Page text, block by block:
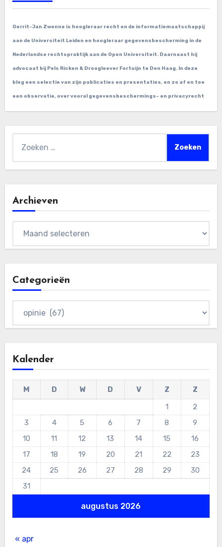
Gerrit-Jan Zwenne is hoogleraar recht en de informatiemaatschappij
aan de Universiteit Leiden en hoogleraar gegevensbescherming in de
Nederlandse rechtspraktijk aan de Open Universiteit. Daarnaast hij
advocaat bij Pels Ricken & Droogleever Fortuijn te Den Haag. In deze
blog een selectie van zijn publicaties en presentaties, en zo af en toe
een observatie, over vooral gegevensbeschermings- en privacyrecht
naar:
Archieven
Categorieën
Kalender
augustus 2026
M D W D V Z
Z
1
2
3
4 5 6 7 8
9
10
11 12 13 14 15
16
17
18 19 20 21 22
23
24
25 26 27 28 29
30
31
« apr